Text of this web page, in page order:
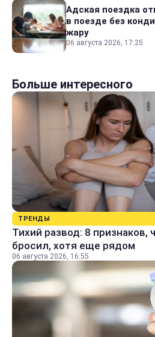
Адская поездка
в поезде без
жару
06 августа 2026, 17:25
Больше интересного
ТРЕНДЫ
Тихий развод: 8 признаков,
бросил, хотя еще рядом
06 августа 2026, 16:55